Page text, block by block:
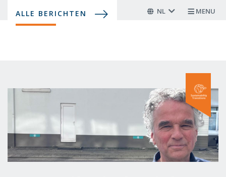
ALLE BERICHTEN NL MENU